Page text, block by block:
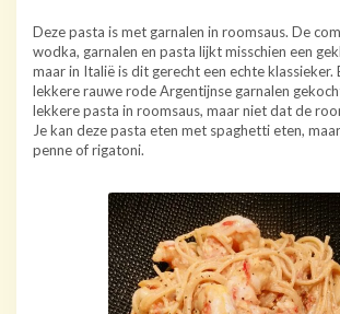
Deze pasta is met garnalen in roomsaus. De
wodka, garnalen en pasta lijkt misschien een
maar in Italië is dit gerecht een echte klassieker.
lekkere rauwe rode Argentijnse garnalen
lekkere pasta in roomsaus, maar niet dat de
Je kan deze pasta eten met spaghetti eten,
penne of rigatoni.